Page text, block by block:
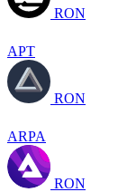
RON
APT
RON
ARPA
RON